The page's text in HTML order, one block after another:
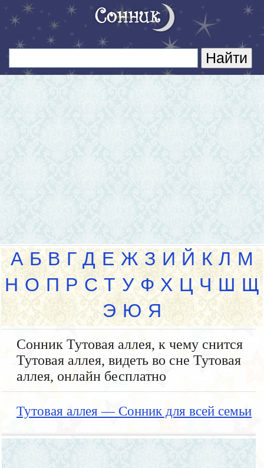
А Б В Г Д Е Ж З И Й К Л М
Н О П Р С Т У Ф Х Ц Ч Ш Щ
Э Ю Я
Сонник Тутовая аллея, к чему снится
Тутовая аллея, видеть во сне Тутовая
аллея, онлайн бесплатно
Тутовая аллея — Сонник для всей семьи